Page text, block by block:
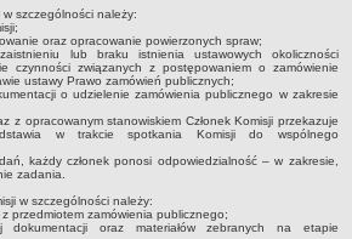
w Lubieniu Kujawskim
Kłóbce
Kaliskach
Kanibrodzie
Kujawskim
Lubieniu Kujawskim
SKRZATY'
szczególności należy:
oraz opracowanie powierzonych spraw;
lub braku istnienia ustawowych okoliczności
czynności związanych z postępowaniem o zamówienie
ustawy Prawo zamówień publicznych;
o udzielenie zamówienia publicznego w zakresie
z opracowanym stanowiskiem Członek Komisji przekazuje
w trakcie spotkania Komisji do wspólnego
każdy członek ponosi odpowiedzialność – w zakresie,
zadania.
w szczególności należy:
przedmiotem zamówienia publicznego;
dokumentacji oraz materiałów zebranych na etapie